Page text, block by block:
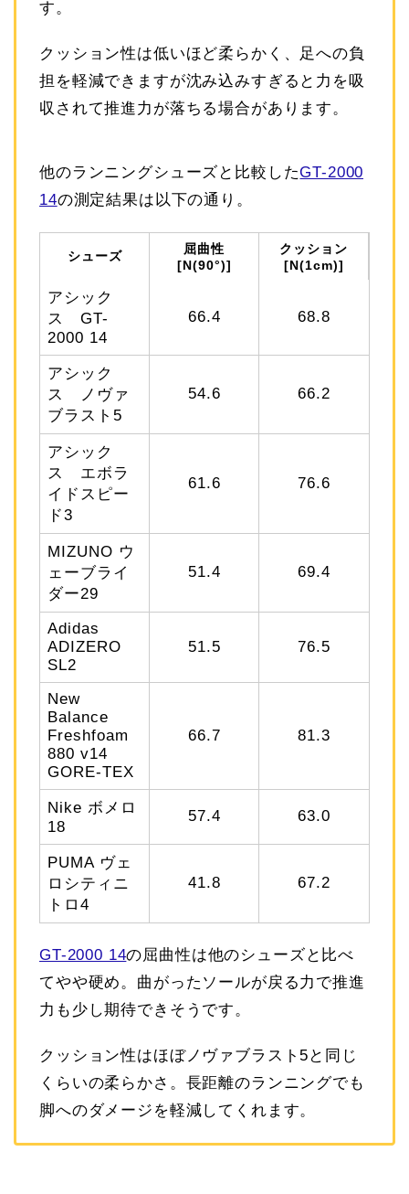
す。
クッション性は低いほど柔らかく、足への負
担を軽減できますが沈み込みすぎると力を吸
収されて推進力が落ちる場合があります。
他のランニングシューズと比較したGT-2000
14の測定結果は以下の通り。
シューズ
屈曲性
[N(90°)]
クッション
[N(1cm)]
アシック
ス GT-
2000 14
66.4 68.8
アシック
ス ノヴァ
ブラスト5
54.6 66.2
アシック
ス エボラ
イドスピー
ド3
61.6 76.6
MIZUNO ウ
ェーブライ
ダー29
51.4 69.4
Adidas
ADIZERO
SL2
51.5 76.5
New
Balance
Freshfoam
880 v14
GORE-TEX
66.7 81.3
Nike ボメロ
18
57.4 63.0
PUMA ヴェ
ロシティニ
トロ4
41.8 67.2
GT-2000 14の屈曲性は他のシューズと比べ
てやや硬め。曲がったソールが戻る力で推進
力も少し期待できそうです。
クッション性はほぼノヴァブラスト5と同じ
くらいの柔らかさ。長距離のランニングでも
脚へのダメージを軽減してくれます。